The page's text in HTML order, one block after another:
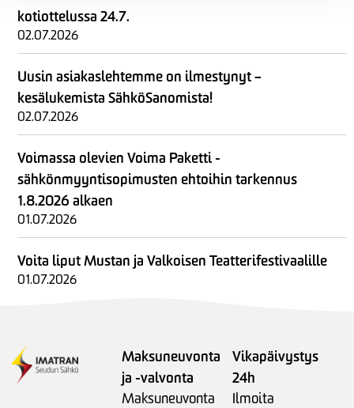
kotiottelussa 24.7.
02.07.2026
Uusin asiakaslehtemme on ilmestynyt –
kesälukemista SähköSanomista!
02.07.2026
Voimassa olevien Voima Paketti -
sähkönmyyntisopimusten ehtoihin tarkennus
1.8.2026 alkaen
01.07.2026
Voita liput Mustan ja Valkoisen Teatterifestivaalille
01.07.2026
Maksuneuvonta
ja -valvonta
Maksuneuvonta
Vikapäivystys
24h
Ilmoita